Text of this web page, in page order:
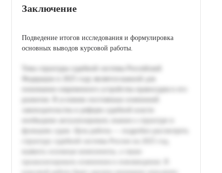
Заключение
Подведение итогов исследования и формулировка
основных выводов курсовой работы.